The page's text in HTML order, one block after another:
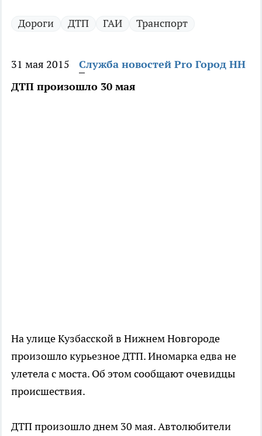
Дороги ДТП ГАИ Транспорт
31 мая 2015
Служба новостей Pro Город НН
ДТП произошло 30 мая
На улице Кузбасской в Нижнем Новгороде
произошло курьезное ДТП. Иномарка едва не
улетела с моста. Об этом сообщают очевидцы
происшествия.
ДТП произошло днем 30 мая. Автолюбители